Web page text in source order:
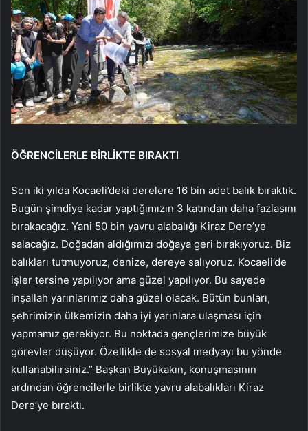
ÖĞRENCİLERLE BİRLİKTE BIRAKTI
Son iki yılda Kocaeli’deki derelere 16 bin adet balık bıraktık.
Bugün şimdiye kadar yaptığımızın 3 katından daha fazlasını
bırakacağız. Yani 50 bin yavru alabalığı Kiraz Dere’ye
salacağız. Doğadan aldığımızı doğaya geri bırakıyoruz. Biz
balıkları tutmuyoruz, denize, dereye salıyoruz. Kocaeli’de
işler tersine yapılıyor ama güzel yapılıyor. Bu sayede
inşallah yarınlarımız daha güzel olacak. Bütün bunları,
şehrimizin ülkemizin daha iyi yarınlara ulaşması için
yapmamız gerekiyor. Bu noktada gençlerimize büyük
görevler düşüyor. Özellikle de sosyal medyayı bu yönde
kullanabilirsiniz.” Başkan Büyükakın, konuşmasının
ardından öğrencilerle birlikte yavru alabalıkları Kiraz
Dere’ye bıraktı.